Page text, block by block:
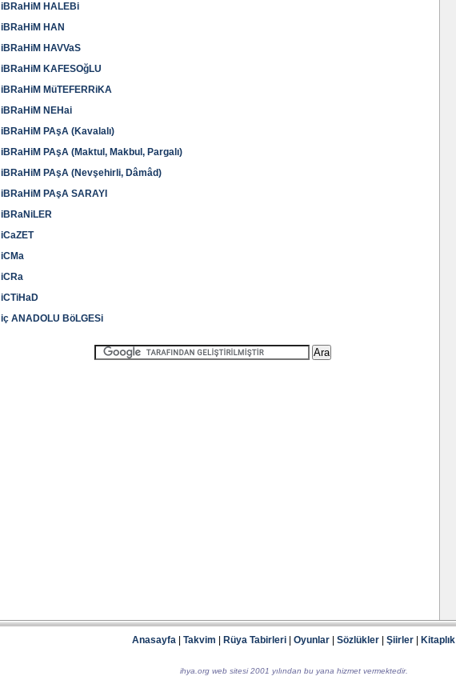
iBRaHiM HALEBi
iBRaHiM HAN
iBRaHiM HAVVaS
iBRaHiM KAFESOğLU
iBRaHiM MüTEFERRiKA
iBRaHiM NEHai
iBRaHiM PAşA (Kavalalı)
iBRaHiM PAşA (Maktul, Makbul, Pargalı)
iBRaHiM PAşA (Nevşehirli, Dâmâd)
iBRaHiM PAşA SARAYI
iBRaNiLER
iCaZET
iCMa
iCRa
iCTiHaD
iç ANADOLU BöLGESi
Anasayfa Takvim Rüya Tabirleri Oyunlar Sözlükler Şiirler Kitaplık
ihya.org web sitesi 2001 yılından bu yana hizmet vermektedir.